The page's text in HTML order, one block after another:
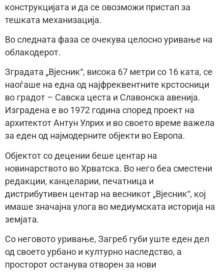
конструкцијата и да се овозможи пристап за
тешката механизација.
Во следната фаза се очекува целосно уривање на
облакодерот.
Зградата „Вјесник“, висока 67 метри со 16 ката, се
наоѓаше на една од најфреквентните крстосници
во градот – Савска цеста и Славонска авенија.
Изградена е во 1972 година според проект на
архитектот Антун Улрих и во своето време важела
за еден од најмодерните објекти во Европа.
Објектот со децении беше центар на
новинарството во Хрватска. Во него беа сместени
редакции, канцеларии, печатница и
дистрибутивен центар на весникот „Вјесник“, кој
имаше значајна улога во медиумската историја на
земјата.
Со неговото уривање, Загреб губи уште еден дел
од своето урбано и културно наследство, а
просторот останува отворен за нови